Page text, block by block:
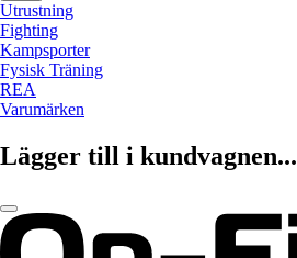
Utrustning
Fighting
Kampsporter
Fysisk Träning
REA
Varumärken
Lägger till i kundvagnen...